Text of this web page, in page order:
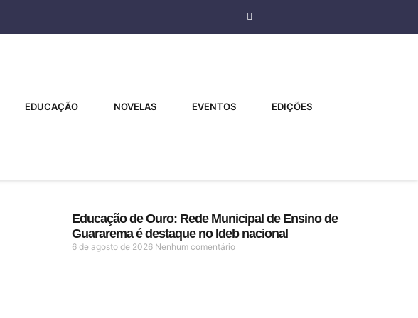
EDUCAÇÃO NOVELAS EVENTOS EDIÇÕES
Educação de Ouro: Rede Municipal de Ensino de
Guararema é destaque no Ideb nacional
6 de agosto de 2026 Nenhum comentário